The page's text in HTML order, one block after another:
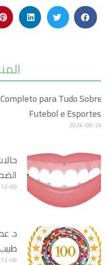
para Tudo Sobre
Futebol e Esportes
2024-08-24
09
د.
08